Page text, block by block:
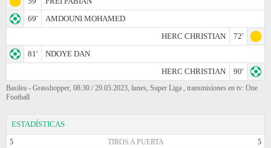
69'
AMDOUNI MOHAMED
HERC CHRISTIAN
72'
81'
NDOYE DAN
HERC CHRISTIAN
90'
Basilea - Grasshopper, 08:30 / 29.05.2023, lunes, Super Liga , transmisiones en tv: One
Football
ESTADÍSTICAS
5 TIROS A PUERTA 5